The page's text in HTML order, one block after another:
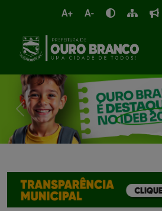
A+ A-
Previous